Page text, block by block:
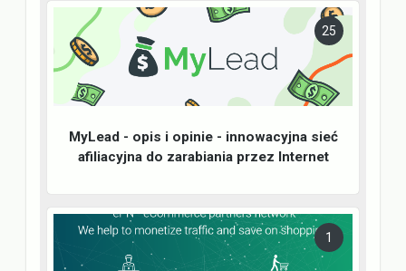
25
MyLead - opis i opinie - innowacyjna sieć
afiliacyjna do zarabiania przez Internet
1